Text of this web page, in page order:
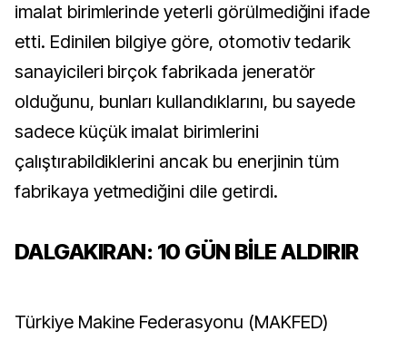
imalat birimlerinde yeterli görülmediğini ifade
etti. Edinilen bilgiye göre, otomotiv tedarik
sanayicileri birçok fabrikada jeneratör
olduğunu, bunları kullandıklarını, bu sayede
sadece küçük imalat birimlerini
çalıştırabildiklerini ancak bu enerjinin tüm
fabrikaya yetmediğini dile getirdi.
DALGAKIRAN: 10 GÜN BİLE ALDIRIR
Türkiye Makine Federasyonu (MAKFED)